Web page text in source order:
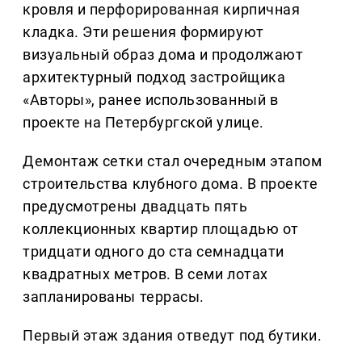
кровля и перфорированная кирпичная
кладка. Эти решения формируют
визуальный образ дома и продолжают
архитектурный подход застройщика
«Авторы», ранее использованный в
проекте на Петербургской улице.
Демонтаж сетки стал очередным этапом
строительства клубного дома. В проекте
предусмотрены двадцать пять
коллекционных квартир площадью от
тридцати одного до ста семнадцати
квадратных метров. В семи лотах
запланированы террасы.
Первый этаж здания отведут под бутики.